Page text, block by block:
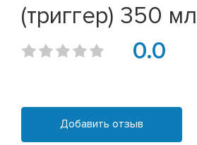
(триггер) 350
0.0
Добавить отзыв